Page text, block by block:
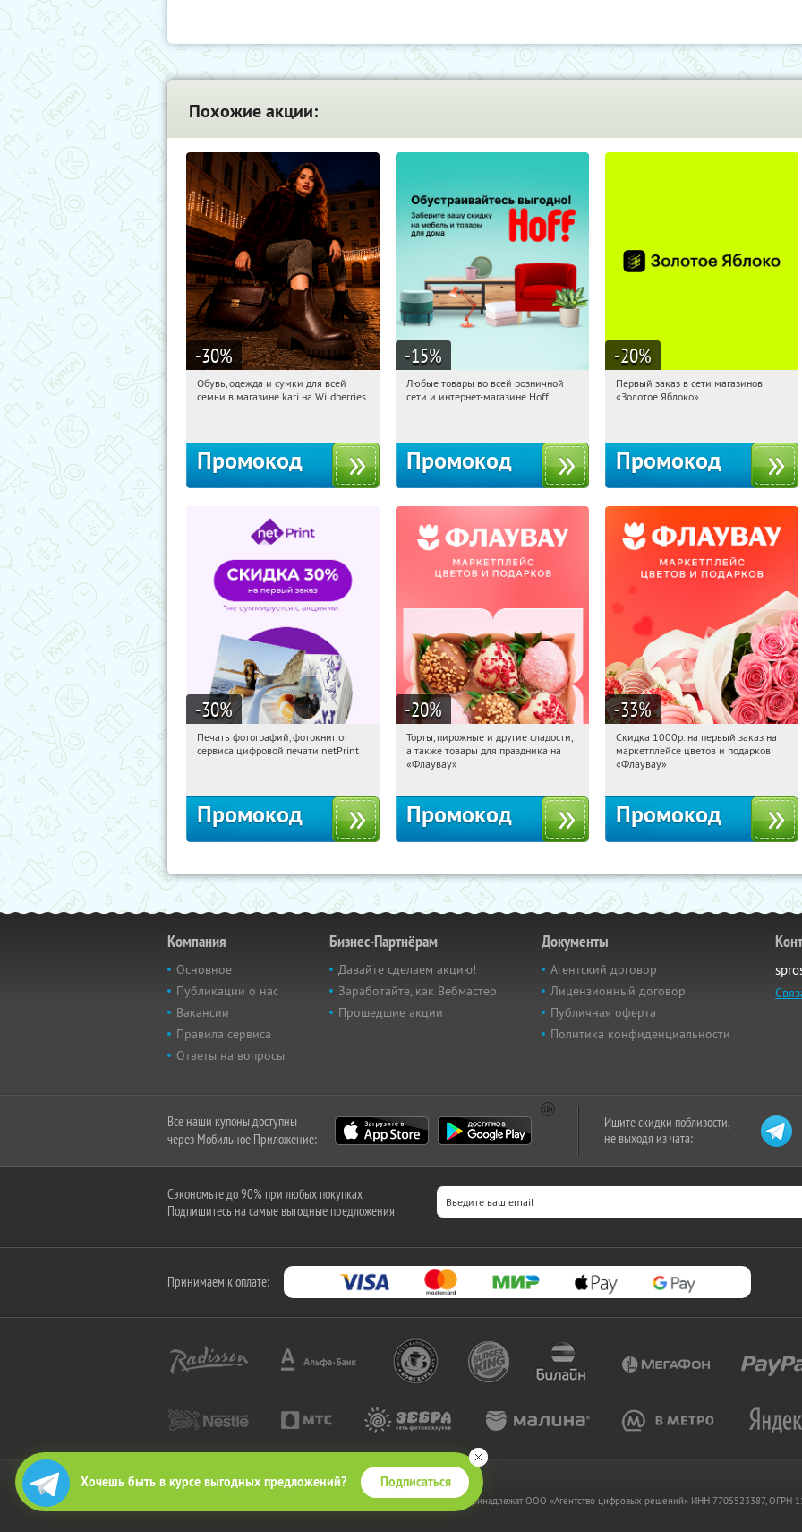
Хочешь быть в курсе выгодных предложений? Подписаться
Похожие акции:
-30%
03:33:05 Получили:
Обувь, одежда и сумки для всей
семьи в магазине kari на Wildberries
Промокод
-15%
03:33:05 Получили:
Любые товары во всей розничной
сети и интернет-магазине Hoff
Промокод
-20%
03:33:05
Получи первым!
Первый заказ в сети магазинов
«Золотое Яблоко»
Промокод
-30%
03:33:05 Получили:
Печать фотографий, фотокниг от
сервиса цифровой печати netPrint
Промокод
-20%
03:33:05 Получили:
Россия
Торты, пирожные и другие сладости,
а также товары для праздника на
«Флаувау»
Промокод
-33%
03:33:05 Получили:
Россия
Скидка 1000р. на первый заказ на
маркетплейсе цветов и подарков
«Флаувау»
Промокод
Компания
Основное
Публикации о нас
Вакансии
Правила сервиса
Ответы на вопросы
Бизнес-Партнёрам
Давайте сделаем акцию!
Заработайте, как Вебмастер
Прошедшие акции
Документы
Агентский договор
Лицензионный договор
Публичная оферта
Политика конфиденциальности
Все наши купоны доступны
через Мобильное Приложение:
Ищите скидки поблизости,
не выходя из чата:
Сэкономьте до 90% при любых покупках
Подпишитесь на самые выгодные предложения
Принимаем к оплате:
2010-2026 © КупиКупон. Все права защищены.
Все права на товарный знак "КупиКупон" и на сайт www.kupikupon.ru принадлежат OOO «Агентство цифровых решений» ИНН 7705523387, ОГРН